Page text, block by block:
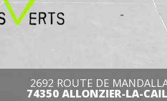
2692 ROUTE DE
74350 ALLONZIER-LA-